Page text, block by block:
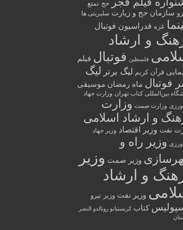
حج تمتع
سازمان حج و زیارت سلبریتی ها
غزه فدراسیون فوتبال
و ارشاد
فلسطین فوتبال فیلم
قرآن کریم لیگ برتر لیگ
فوتبال ماه رمضان موسیقی
بین‌المللی کتاب تهران وزارت جهاد
وزارت صمت وزارت
و ارشاد اسلامی
نفت وزیر اقتصاد وزیر جهاد
وزیر راه و
وزیر صمت وزیر
و ارشاد
وزیر نفت وزیر نیرو
کتاب کریستیانو رونالدو النصر